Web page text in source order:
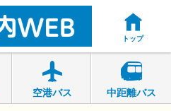
トップ
空港バス 中距離バス